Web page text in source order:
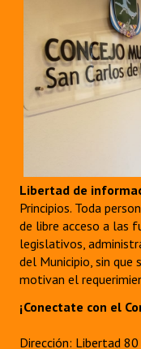
Libertad de
Principios. Toda
de libre acceso a las
legislativos,
del Municipio, sin que
motivan el
¡Conectate con el
Dirección: Libertad 80